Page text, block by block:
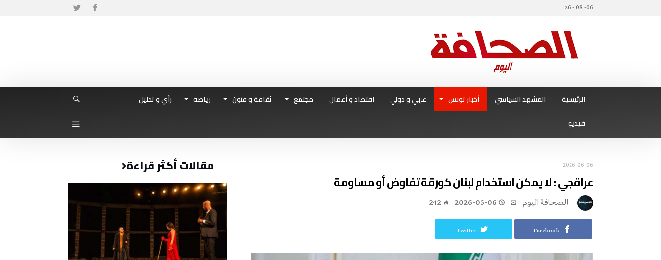
06- 08 - 26
الرئيسية المشهد السياسي أخبار تونس عربي و دولي اقتصاد و أعمال مجتمع ثقافة و فنون رياضة
رأي و تحليل
فيديو
2026-06-06
عراقجي : لا يمكن استخدام لبنان كورقة تفاوض أو مساومة
2026-06-06
242
Facebook
Twitter
مقالات أكثر قراءة